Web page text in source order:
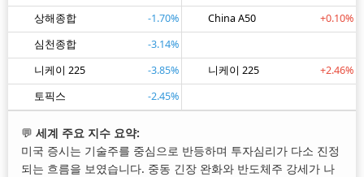
상해종합
-1.70% China A50
+0.10%
심천종합
-3.14%
니케이 225
-3.85% 니케이 225
+2.46%
토픽스
-2.45%
💬 세계 주요 지수 요약:
미국 증시는 기술주를 중심으로 반등하며 투자심리가 다소 진정
되는 흐름을 보였습니다. 중동 긴장 완화와 반도체주 강세가 나